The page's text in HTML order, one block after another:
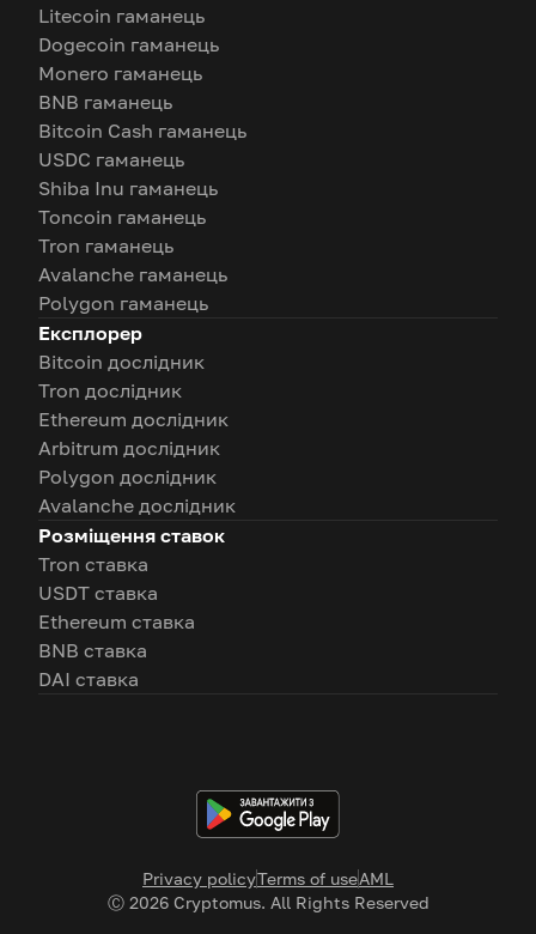
Privacy policyTerms of useAML
Ⓒ 2026Cryptomus. All Rights Reserved
Litecoin гаманець
Dogecoin гаманець
Monero гаманець
BNB гаманець
Bitcoin Cash гаманець
USDC гаманець
Shiba Inu гаманець
Toncoin гаманець
Tron гаманець
Avalanche гаманець
Polygon гаманець
Експлорер
Bitcoin дослідник
Tron дослідник
Ethereum дослідник
Arbitrum дослідник
Polygon дослідник
Avalanche дослідник
Розміщення ставок
Tron ставка
USDT ставка
Ethereum ставка
BNB ставка
DAI ставка